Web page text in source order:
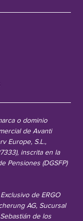
o dominio
de Avanti
Europe, S.L.,
inscrita en la
Pensiones (DGSFP)
de ERGO
AG, Sucursal
de los